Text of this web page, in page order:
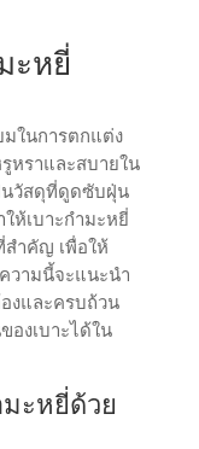
ะหยี่
ในการตกแต่ง
หราและสบายใน
นวัสดุที่ดูดซับฝุ่น
ห้เบาะกำมะหยี่
สำคัญ เพื่อให้
วามนี้จะแนะนำ
งและครบถ้วน
องเบาะได้ใน
ะหยี่ด้วย